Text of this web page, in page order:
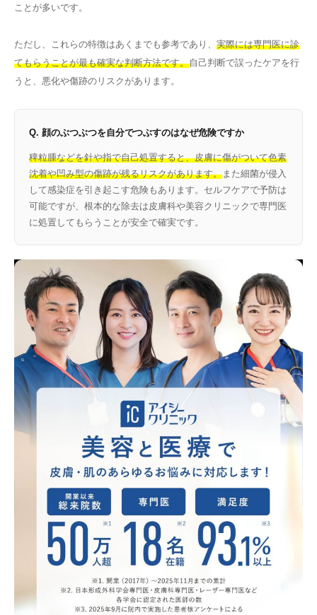
ことが多いです。
ただし、これらの特徴はあくまでも参考であり、 実際には専門医に診
てもらうことが最も確実な判断方法です。自己判断で誤ったケアを行
うと、悪化や傷跡のリスクがあります。
Q. 顔のぶつぶつを自分でつぶすのはなぜ危険ですか
稗粒腫などを針や指で自己処置すると、皮膚に傷がついて色素
沈着や凹み型の傷跡が残るリスクがあります。 また細菌が侵入
して感染症を引き起こす危険もあります。セルフケアで予防は
可能ですが、根本的な除去は皮膚科や美容クリニックで専門医
に処置してもらうことが安全で確実です。